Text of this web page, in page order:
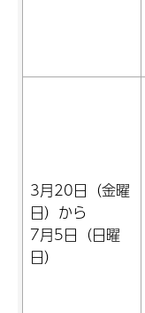
3月20日（金曜
日）から
7月5日（日曜
日）